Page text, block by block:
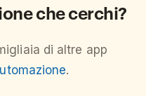
che cerchi?
di altre app
.